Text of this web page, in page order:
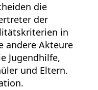
die
der
in
andere Akteure
Jugendhilfe,
und Eltern.